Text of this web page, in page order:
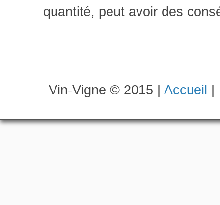
quantité, peut avoir des
Vin-Vigne © 2015 | Accueil